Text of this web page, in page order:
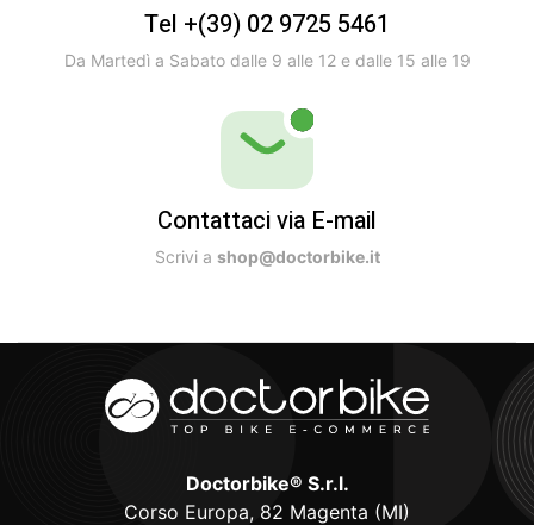
Tel +(39) 02 9725 5461
Da Martedì a Sabato dalle 9 alle 12 e dalle 15 alle 19
Contattaci via E-mail
Scrivi a shop@doctorbike.it
Doctorbike® S.r.l.
Corso Europa, 82 Magenta (MI)